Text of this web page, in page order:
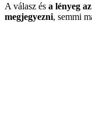
A válasz és a lényeg
megjegyezni, semmi